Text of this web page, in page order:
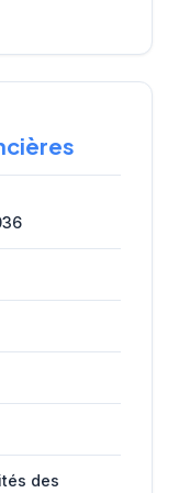
des